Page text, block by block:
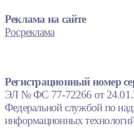
Реклама на сайте
Росреклама
Регистрационный номер
ЭЛ № ФС 77-72266 от
Федеральной службой по
информационных